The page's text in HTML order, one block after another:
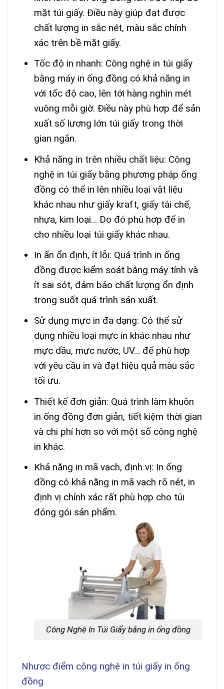
mặt túi giấy. Điều này giúp đạt được
chất lượng in sắc nét, màu sắc chính
xác trên bề mặt giấy.
Tốc độ in nhanh: Công nghệ in túi giấy
bằng máy in ống đồng có khả năng in
với tốc độ cao, lên tới hàng nghìn mét
vuông mỗi giờ. Điều này phù hợp để sản
xuất số lượng lớn túi giấy trong thời
gian ngắn.
Khả năng in trên nhiều chất liệu: Công
nghệ in túi giấy bằng phương pháp ống
đồng có thể in lên nhiều loại vật liệu
khác nhau như giấy kraft, giấy tái chế,
nhựa, kim loại… Do đó phù hợp để in
cho nhiều loại túi giấy khác nhau.
In ấn ổn định, ít lỗi: Quá trình in ống
đồng được kiểm soát bằng máy tính và
ít sai sót, đảm bảo chất lượng ổn định
trong suốt quá trình sản xuất.
Sử dụng mực in đa dạng: Có thể sử
dụng nhiều loại mực in khác nhau như
mực dầu, mực nước, UV… để phù hợp
với yêu cầu in và đạt hiệu quả màu sắc
tối ưu.
Thiết kế đơn giản: Quá trình làm khuôn
in ống đồng đơn giản, tiết kiệm thời gian
và chi phí hơn so với một số công nghệ
in khác.
Khả năng in mã vạch, định vị: In ống
đồng có khả năng in mã vạch rõ nét, in
định vị chính xác rất phù hợp cho túi
đóng gói sản phẩm.
Công Nghệ In Túi Giấy bằng in ống đồng
Nhược điểm công nghệ in túi giấy in ống
đồng